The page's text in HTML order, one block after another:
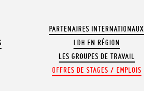
PARTENAIRES INTERNATIONAUX
LDH EN RÉGION
LES GROUPES DE TRAVAIL
OFFRES DE STAGES / EMPLOIS